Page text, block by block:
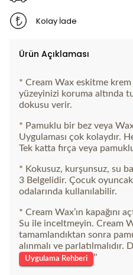
Kolay İade
Ürün Açıklaması
* Cream Wax eskitme
yüzeyinizi koruma altında
dokusu verir.
* Pamuklu bir bez veya Wax
Uygulaması çok kolaydır.
Tek katta fırça veya
* Kokusuz, kurşunsuz, su
3 Belgelidir. Çocuk
odalarında kullanılabilir.
* Cream Wax’ın kapağını
Su ile inceltmeyin. Cream
tamamlandıktan sonra
alınmalı ve parlatılmalıdır.
Uygulama Rehberi ’’